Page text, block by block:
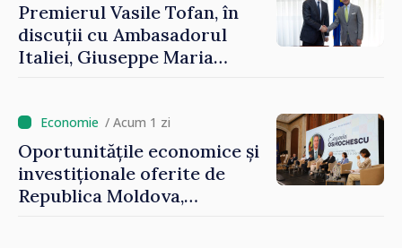
Premierul Vasile Tofan, în
discuții cu Ambasadorul
Italiei, Giuseppe Maria
/ Acum 1 zi
Oportunitățile economice și
investiționale oferite de
Republica Moldova,